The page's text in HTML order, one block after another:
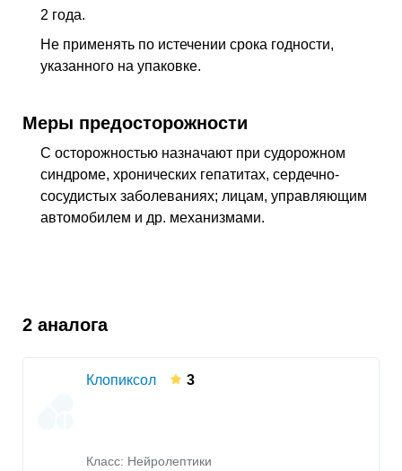
2 года.
Не применять по истечении срока годности,
указанного на упаковке.
Меры предосторожности
С осторожностью назначают при судорожном
синдроме, хронических гепатитах, сердечно-
сосудистых заболеваниях; лицам, управляющим
автомобилем и др. механизмами.
2 аналога
Клопиксол 3
Класс: Нейролептики